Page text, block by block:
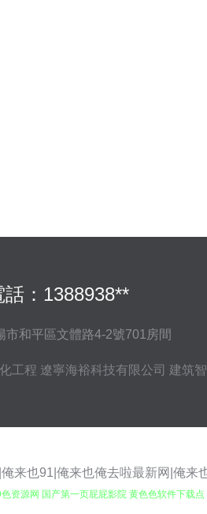
話：1388938**
市和平區文體路4-2號701房間
工程 遼寧海裕科技有限公司 建筑
来也91|俺来也俺去啦最新网|俺来
源网 国产第一页屁屁影院 黄色色软件下载